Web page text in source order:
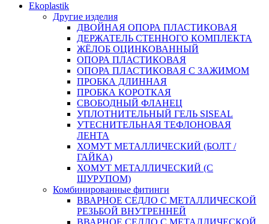
Ekoplastik
Другие изделия
ДВОЙНАЯ ОПОРА ПЛАСТИКОВАЯ
ДЕРЖАТЕЛЬ СТЕННОГО КОМПЛЕКТА
ЖЁЛОБ ОЦИНКОВАННЫЙ
ОПОРА ПЛАСТИКОВАЯ
ОПОРА ПЛАСТИКОВАЯ С ЗАЖИМОМ
ПРОБКА ДЛИННАЯ
ПРОБКА КОРОТКАЯ
СВОБОДНЫЙ ФЛАНЕЦ
УПЛОТНИТЕЛЬНЫЙ ГЕЛЬ SISEAL
УТЕСНИТЕЛЬНАЯ ТЕФЛОНОВАЯ
ЛЕНТА
ХОМУТ МЕТАЛЛИЧЕСКИЙ (БОЛТ /
ГАЙКА)
ХОМУТ МЕТАЛЛИЧЕСКИЙ (С
ШУРУПОМ)
Комбинированные фитинги
ВВАРНОЕ СЕДЛО С МЕТАЛЛИЧЕСКОЙ
РЕЗЬБОЙ ВНУТРЕННЕЙ